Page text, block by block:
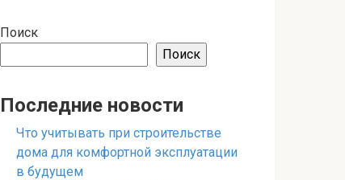
Поиск
Поиск
Последние новости
Что учитывать при строительстве
дома для комфортной эксплуатации
в будущем